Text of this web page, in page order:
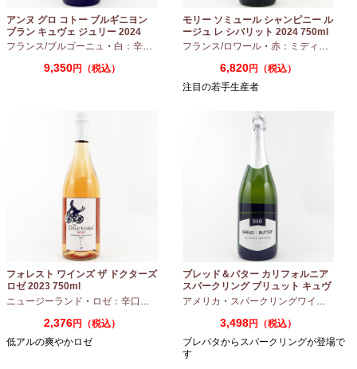
アンヌ グロ コトー ブルギニヨン
ブラン キュヴェ ジュリー 2024
フランス/ブルゴーニュ ・ 白：辛口 シャルドネ
9,350円（税込）
モリー ソミュール シャンピニー ル
ージュ レ シバリット 2024 750ml
フランス/ロワール ・ 赤：ミディアムボディ
6,820円（税込）
注目の若手生産者
フォレスト ワインズ ザ ドクターズ
ロゼ 2023 750ml
ニュージーランド ・ ロゼ：辛口 ピノノワール
2,376円（税込）
低アルの爽やかロゼ
ブレッド＆バター カリフォルニア
スパークリング ブリュット キュヴ
ェ NV 750ml
アメリカ ・ スパークリングワイン
3,498円（税込）
ブレバタからスパークリングが登場で
す